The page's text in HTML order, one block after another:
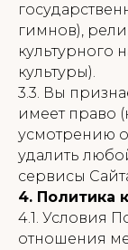
гимнов),
культурного
культуры).
3.3. Вы
имеет право
усмотрению
удалить
сервисы
4. Политика
4.1. Условия
отношения